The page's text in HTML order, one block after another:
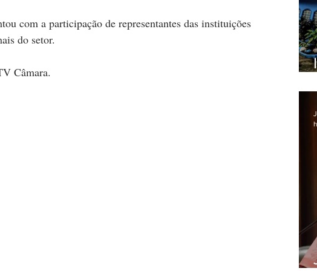
com a participação de representantes das instituições
do setor.
Câmara.